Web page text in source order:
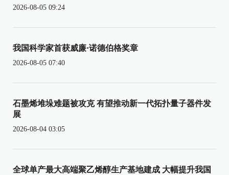
2026-08-05 09:24
我国科学家首获威廉·诺德伯格奖章
2026-08-05 07:40
石墨烯堆垛难题被攻克 有望推动新一代拓扑量子器件发
展
2026-08-04 03:05
全球单产最大高端聚乙烯醇生产基地建成 大幅提升我国